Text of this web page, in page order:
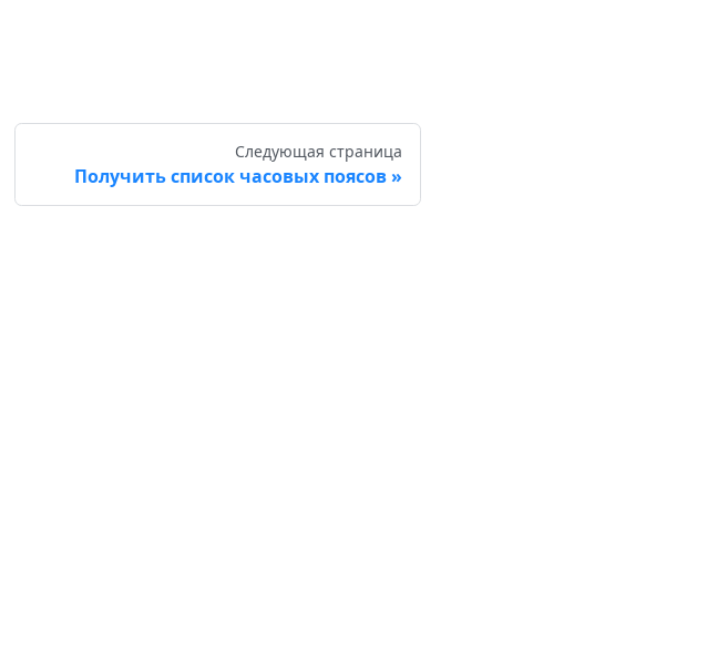
Следующая страница
Получить список часовых поясов